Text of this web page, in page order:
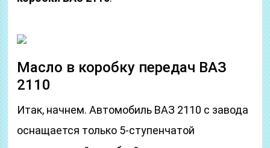
Масло в коробку передач ВАЗ
2110
Итак, начнем. Автомобиль ВАЗ 2110 с завода
оснащается только 5-ступенчатой